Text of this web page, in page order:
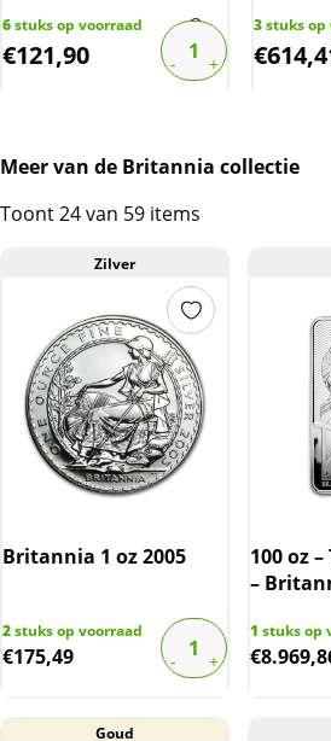
6stuks op voorraad
€121,90
3stuks op
€
Meer van de Britannia collectie
Toont 24 van 59 items
Zilver
Britannia 1 oz 2005
2stuks op voorraad
€175,49
100 oz
–
1 stuks op
€
Goud